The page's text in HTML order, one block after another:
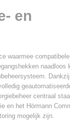
en
waarmee
naadloos
centraal
en het Hörmann
mogelijk zijn.